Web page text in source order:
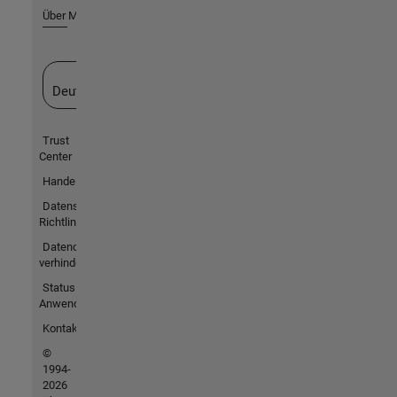
Über MathWorks
Deutschland
Trust
Center
Handelsmarken
Datenschutz-
Richtlinien
Datendiebstahl
verhindern
Status von
Anwendungen
Kontakt
©
1994-
2026